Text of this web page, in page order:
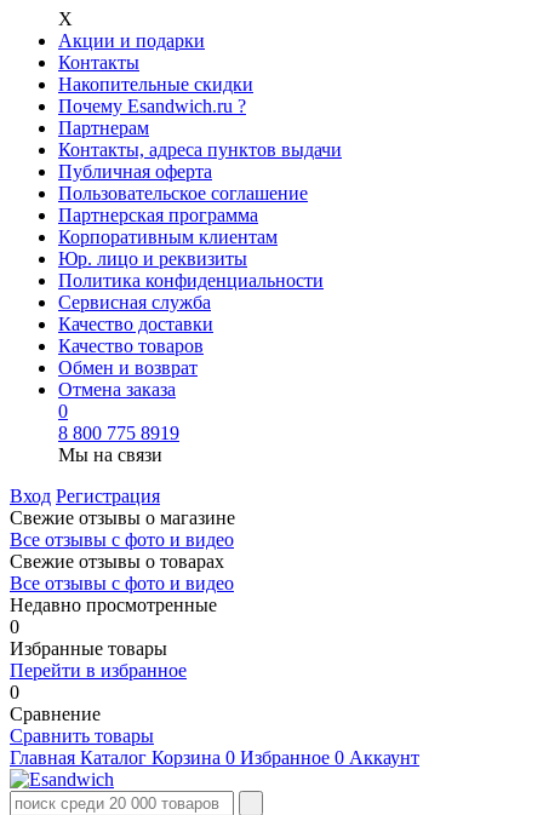
Х
Акции и подарки
Контакты
Накопительные скидки
Почему Esandwich.ru ?
Партнерам
Контакты, адреса пунктов выдачи
Публичная оферта
Пользовательское соглашение
Партнерская программа
Корпоративным клиентам
Юр. лицо и реквизиты
Политика конфиденциальности
Сервисная служба
Качество доставки
Качество товаров
Обмен и возврат
Отмена заказа
0
8 800 775 8919
Мы на связи
Вход Регистрация
Свежие отзывы о магазине
Все отзывы с фото и видео
Свежие отзывы о товарах
Все отзывы c фото и видео
Недавно просмотренные
0
Избранные товары
Перейти в избранное
0
Сравнение
Сравнить товары
Главная Каталог Корзина 0 Избранное 0 Аккаунт